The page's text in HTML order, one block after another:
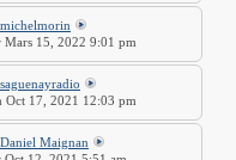
michelmorin
Mars 15, 2022 9:01 pm
saguenayradio
Oct 17, 2021 12:03 pm
Daniel Maignan